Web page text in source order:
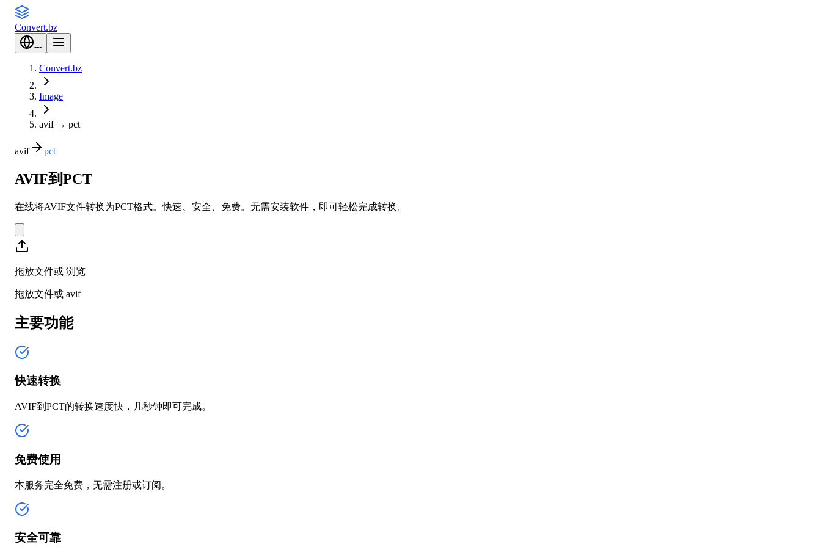
Convert.bz
---
Convert.bz
Image
avif → pct
avif pct
AVIF到PCT
在线将AVIF文件转换为PCT格式。快速、安全、免费。无需安装软件，即可轻松完成转换。
拖放文件或 浏览
拖放文件或 avif
主要功能
快速转换
AVIF到PCT的转换速度快，几秒钟即可完成。
免费使用
本服务完全免费，无需注册或订阅。
安全可靠